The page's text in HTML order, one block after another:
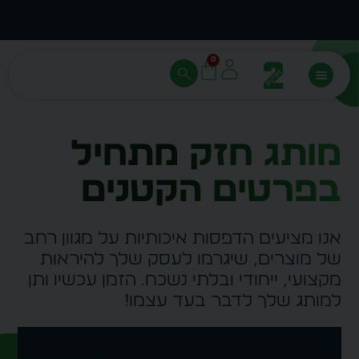
מחיר מיידי- מותאם לפי כמות
0
מותג חזק מתחיל
בפרטים הקטנים
אנו מציעים הדפסות איכותיות על מגוון רחב
של מוצרים, שיגרמו לעסק שלך להיראות
מקצועי, ייחודי ובלתי נשכח. הזמן עכשיו ותן
למותג שלך לדבר בעד עצמו!